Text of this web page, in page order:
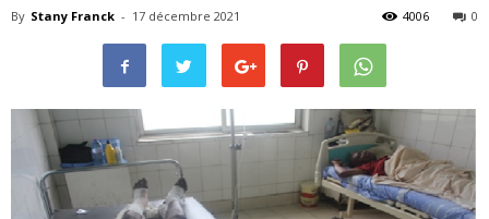
By Stany Franck - 17 décembre 2021 0
4006